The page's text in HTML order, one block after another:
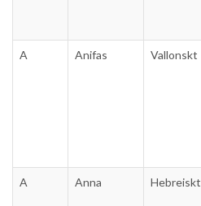
A Anifas Vallonskt
A Anna Hebreiskt